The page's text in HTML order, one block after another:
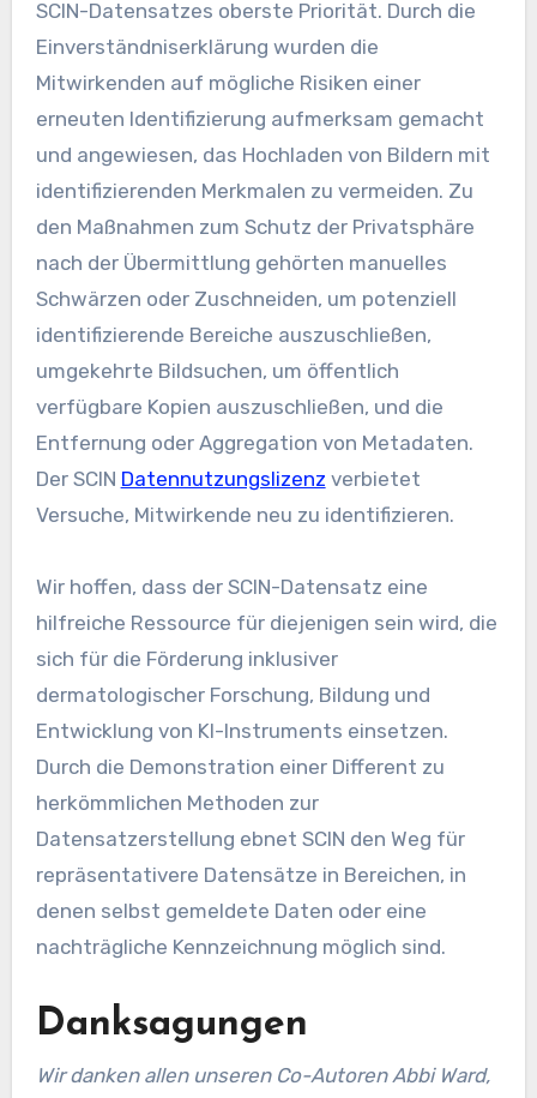
SCIN-Datensatzes oberste Priorität. Durch die
Einverständniserklärung wurden die
Mitwirkenden auf mögliche Risiken einer
erneuten Identifizierung aufmerksam gemacht
und angewiesen, das Hochladen von Bildern mit
identifizierenden Merkmalen zu vermeiden. Zu
den Maßnahmen zum Schutz der Privatsphäre
nach der Übermittlung gehörten manuelles
Schwärzen oder Zuschneiden, um potenziell
identifizierende Bereiche auszuschließen,
umgekehrte Bildsuchen, um öffentlich
verfügbare Kopien auszuschließen, und die
Entfernung oder Aggregation von Metadaten.
Der SCIN Datennutzungslizenz verbietet
Versuche, Mitwirkende neu zu identifizieren.
Wir hoffen, dass der SCIN-Datensatz eine
hilfreiche Ressource für diejenigen sein wird, die
sich für die Förderung inklusiver
dermatologischer Forschung, Bildung und
Entwicklung von KI-Instruments einsetzen.
Durch die Demonstration einer Different zu
herkömmlichen Methoden zur
Datensatzerstellung ebnet SCIN den Weg für
repräsentativere Datensätze in Bereichen, in
denen selbst gemeldete Daten oder eine
nachträgliche Kennzeichnung möglich sind.
Danksagungen
Wir danken allen unseren Co-Autoren Abbi Ward,